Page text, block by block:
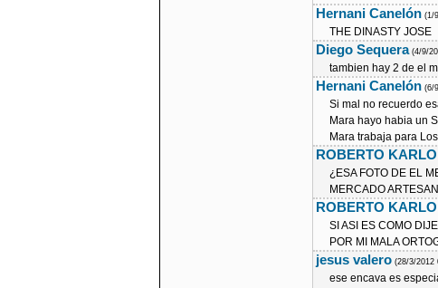
Hernani Canelón (1/
THE DINASTY JOSE
Diego Sequera (4/9/
tambien hay 2 de el
Hernani Canelón (6/
Si mal no recuerdo
Mara hayo habia un
Mara trabaja para
ROBERTO
¿ESA FOTO DE EL
MERCADO
ROBERTO
SI ASI ES COMO
POR MI MALA
jesus valero (28/3/2012
ese encava es